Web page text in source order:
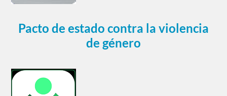
Pacto de estado contra la violencia
de género